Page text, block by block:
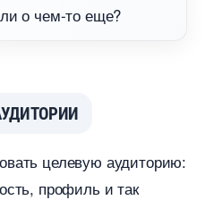
о чем-то еще?
целевую аудиторию:
профиль и так